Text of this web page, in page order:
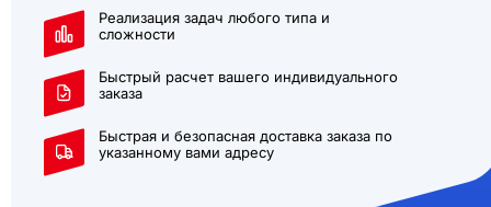
Реализация задач любого типа и
сложности
Быстрый расчет вашего индивидуального
заказа
Быстрая и безопасная доставка заказа по
указанному вами адресу